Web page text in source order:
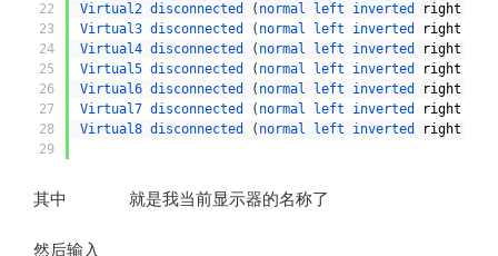
22
23
24
25
26
27
28
29
Virtual2 disconnected ( normal left inverted right
Virtual3 disconnected ( normal left inverted right
Virtual4 disconnected ( normal left inverted right
Virtual5 disconnected ( normal left inverted right
Virtual6 disconnected ( normal left inverted right
Virtual7 disconnected ( normal left inverted right
Virtual8 disconnected ( normal left inverted right
其中 就是我当前显示器的名称了
然后输入